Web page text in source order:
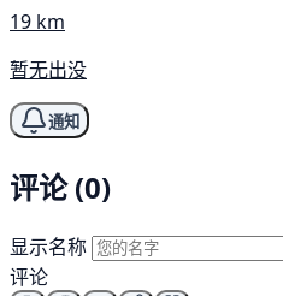
19 km
暂无出没
通知
评论 (0)
显示名称
评论